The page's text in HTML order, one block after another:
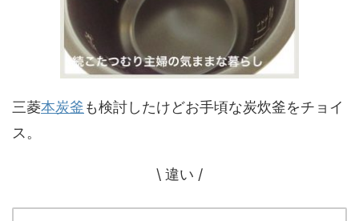
三菱本炭釜も検討したけどお手頃な炭炊釜をチョイ
ス。
\ 違い /